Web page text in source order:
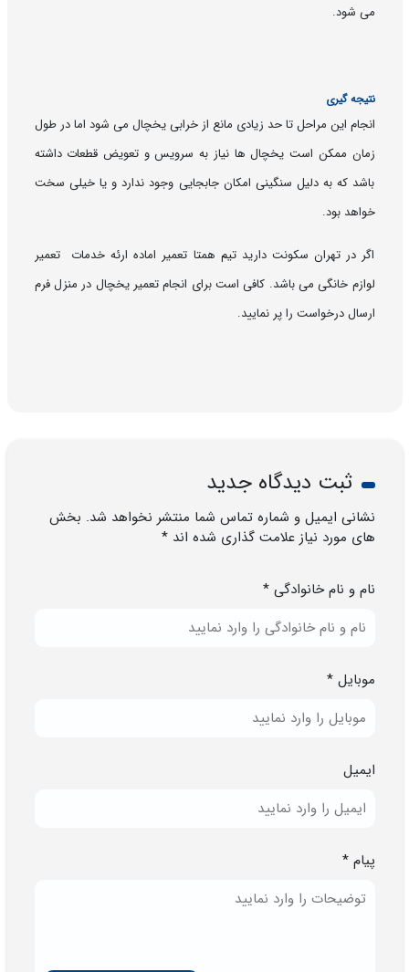
می شود.
نتیجه گیری
انجام این مراحل تا حد زیادی مانع از خرابی یخچال می شود اما در طول
زمان ممکن است یخچال ها نیاز به سرویس و تعویض قطعات داشته
باشد که به دلیل سنگینی امکان جابجایی وجود ندارد و یا خیلی سخت
خواهد بود.
اگر در تهران سکونت دارید تیم همتا تعمیر اماده ارئه خدمات تعمیر
لوازم خانگی می باشد. کافی است برای انجام تعمیر یخچال در منزل فرم
ارسال درخواست را پر نمایید.
ثبت دیدگاه جدید
نشانی ایمیل و شماره تماس شما منتشر نخواهد شد. بخش
های مورد نیاز علامت گذاری شده اند *
نام و نام خانوادگی *
موبایل *
ایمیل
پیام *